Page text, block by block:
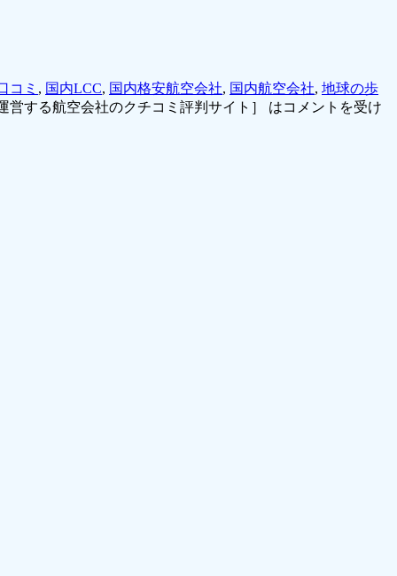
コミ , 国内LCC, 国内格安航空会社, 国内航空会社, 地球の歩
営する航空会社のクチコミ評判サイト］ はコメントを受け